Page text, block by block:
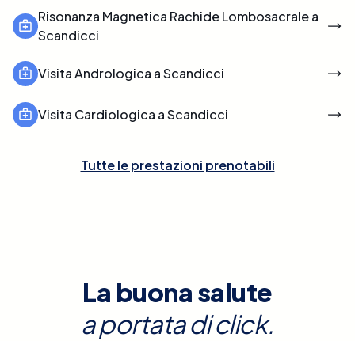
Risonanza Magnetica Rachide Lombosacrale a
Scandicci
Visita Andrologica a Scandicci
Visita Cardiologica a Scandicci
Tutte le prestazioni prenotabili
La buona salute
a portata di click.